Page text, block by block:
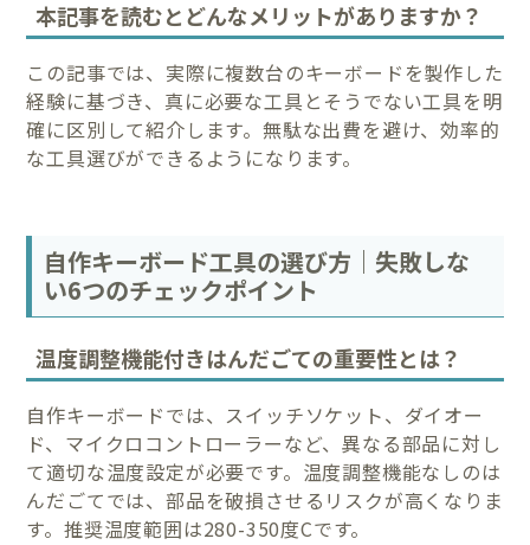
本記事を読むとどんなメリットがありますか？
この記事では、実際に複数台のキーボードを製作した
経験に基づき、真に必要な工具とそうでない工具を明
確に区別して紹介します。無駄な出費を避け、効率的
な工具選びができるようになります。
自作キーボード工具の選び方｜失敗しな
い6つのチェックポイント
温度調整機能付きはんだごての重要性とは？
自作キーボードでは、スイッチソケット、ダイオー
ド、マイクロコントローラーなど、異なる部品に対し
て適切な温度設定が必要です。温度調整機能なしのは
んだごてでは、部品を破損させるリスクが高くなりま
す。推奨温度範囲は280-350度Cです。